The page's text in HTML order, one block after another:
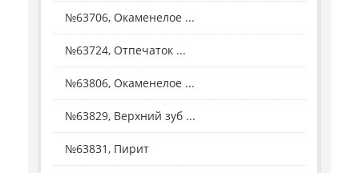
№63706, Окаменелое ...
№63724, Отпечаток ...
№63806, Окаменелое ...
№63829, Верхний зуб ...
№63831, Пирит